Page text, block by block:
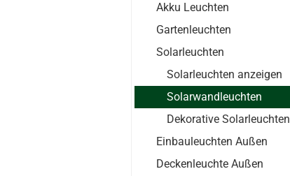
Akku Leuchten
Gartenleuchten
Solarleuchten
Solarleuchten anzeigen
Solarwandleuchten
Dekorative Solarleuchten
Einbauleuchten Außen
Deckenleuchte Außen